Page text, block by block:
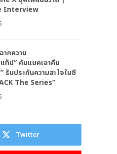
Interview
ากความ
ท็ป” คัมแบคเอาคืน
รับประกันความสะใจในซี
The Series”
Twitter